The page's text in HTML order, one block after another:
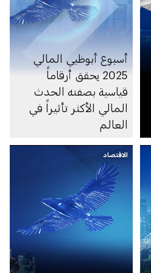
أسبوع أبوظبي المالي
2025 يحقق أرقاماً
قياسية بصفته الحدث
المالي الأكثر تأثيراً في
العالم
الاقتصاد